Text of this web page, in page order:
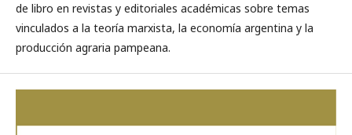
de libro en revistas y editoriales académicas sobre temas
vinculados a la teoría marxista, la economía argentina y la
producción agraria pampeana.